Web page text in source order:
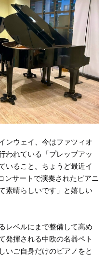
ショールーム入荷
ー艶出プレップアップ・レポ
ンテナンス＆レコーディング調
艶出 納品立会！
艶出 出荷準備♪
台メンテナンス・レポート
ンウェイ、今はファツィオ
われている「プレップアッ
いること。ちょうど最近イ
ンサートで演奏されたピアニ
素晴らしいです」と嬉しい
レベルにまで整備して高め
発揮される中欧の名器ペト
いご自身だけのピアノをと